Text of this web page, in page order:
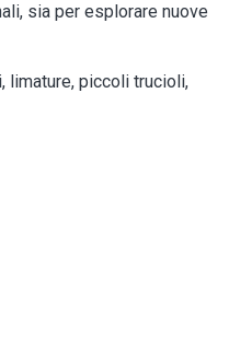
sia per esplorare nuove
limature, piccoli trucioli,